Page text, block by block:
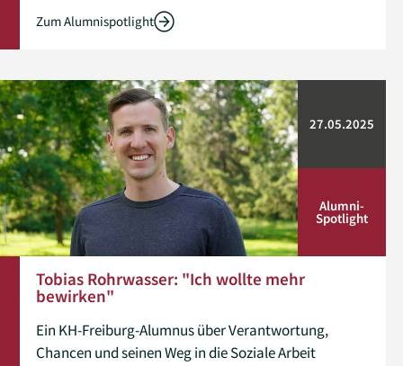
Zum Alumnispotlight
27.05.2025
Alumni­
Spotlight
Tobias Rohrwasser: "Ich wollte mehr
bewirken"
Ein KH-Freiburg-Alumnus über Verantwortung,
Chancen und seinen Weg in die Soziale Arbeit